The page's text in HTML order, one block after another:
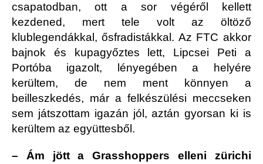
csapatodban, ott a sor végéről kellett
kezdened, mert tele volt az öltöző
klublegendákkal, ősfradistákkal. Az FTC akkor
bajnok és kupagyőztes lett, Lipcsei Peti a
Portóba igazolt, lényegében a helyére
kerültem, de nem ment könnyen a
beilleszkedés, már a felkészülési meccseken
sem játszottam igazán jól, aztán gyorsan ki is
kerültem az együttesből.
– Ám jött a Grasshoppers elleni zürichi